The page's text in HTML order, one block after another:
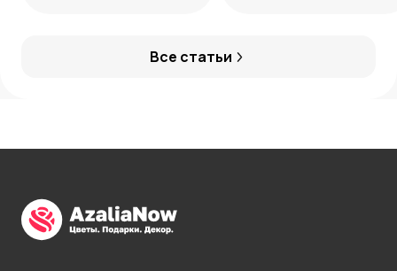
Все статьи